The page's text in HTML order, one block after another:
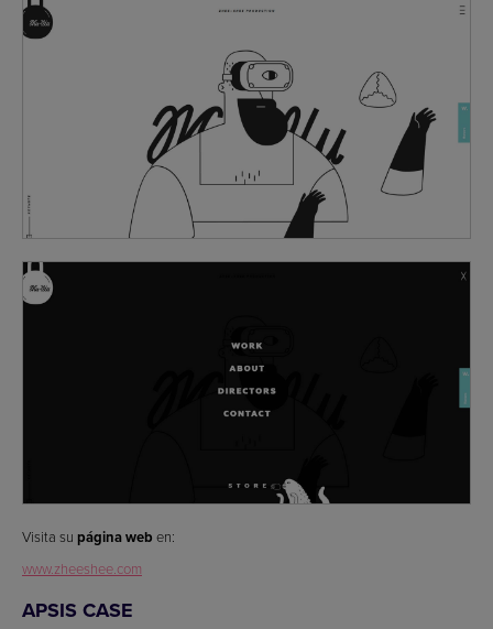
Visita su página web en:
www.zheeshee.com
APSIS CASE